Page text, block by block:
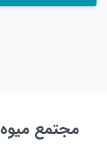
مجتمع میوه